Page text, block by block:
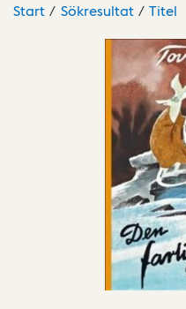
Start Sökresultat Titel